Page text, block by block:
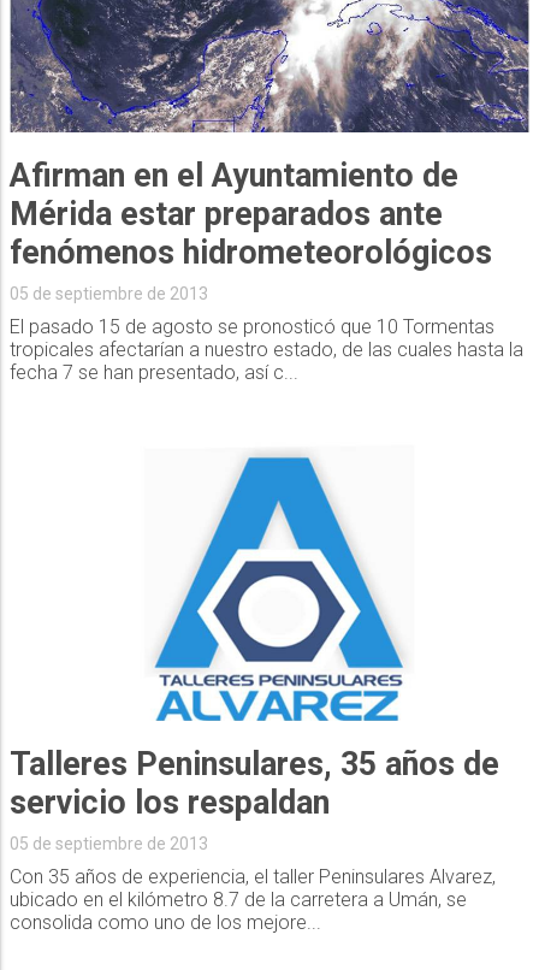
Afirman en el Ayuntamiento de
Mérida estar preparados ante
fenómenos hidrometeorológicos
05 de septiembre de 2013
El pasado 15 de agosto se pronosticó que 10 Tormentas
tropicales afectarían a nuestro estado, de las cuales hasta la
fecha 7 se han presentado, así c...
Talleres Peninsulares, 35 años de
servicio los respaldan
05 de septiembre de 2013
Con 35 años de experiencia, el taller Peninsulares Alvarez,
ubicado en el kilómetro 8.7 de la carretera a Umán, se
consolida como uno de los mejore...